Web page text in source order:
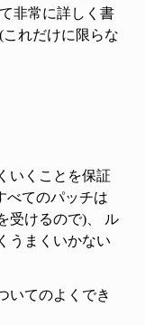
非常に詳しく書
れだけに限らな
いくことを保証
べてのパッチは
受けるので)、 ル
うまくいかない
いてのよくでき